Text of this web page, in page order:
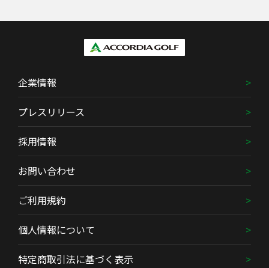
企業情報
プレスリリース
採用情報
お問い合わせ
ご利用規約
個人情報について
特定商取引法に基づく表示